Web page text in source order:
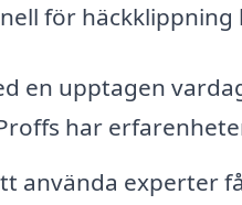
för
en upptagen
har
använda experter